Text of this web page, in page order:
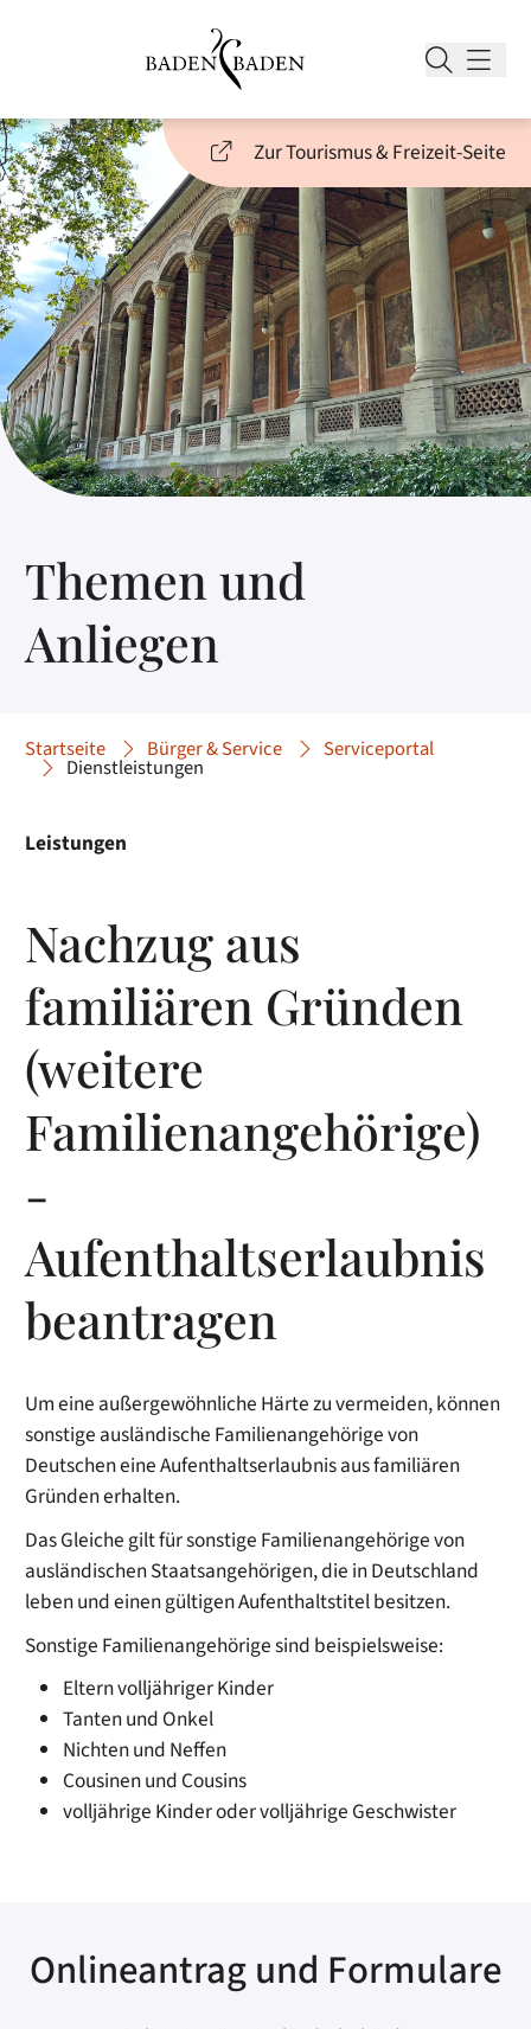
Zur Tourismus & Freizeit-Seite
Themen und
Anliegen
Startseite Bürger & Service Serviceportal
Dienstleistungen
Leistungen
Nachzug aus
familiären Gründen
(weitere
Familienangehörige)
-
Aufenthaltserlaubnis
beantragen
Um eine außergewöhnliche Härte zu vermeiden, können
sonstige ausländische Familienangehörige von
Deutschen eine Aufenthaltserlaubnis aus familiären
Gründen erhalten.
Das Gleiche gilt für sonstige Familienangehörige von
ausländischen Staatsangehörigen, die in Deutschland
leben und einen gültigen Aufenthaltstitel besitzen.
Sonstige Familienangehörige sind beispielsweise:
Eltern volljähriger Kinder
Tanten und Onkel
Nichten und Neffen
Cousinen und Cousins
volljährige Kinder oder volljährige Geschwister
Onlineantrag und Formulare